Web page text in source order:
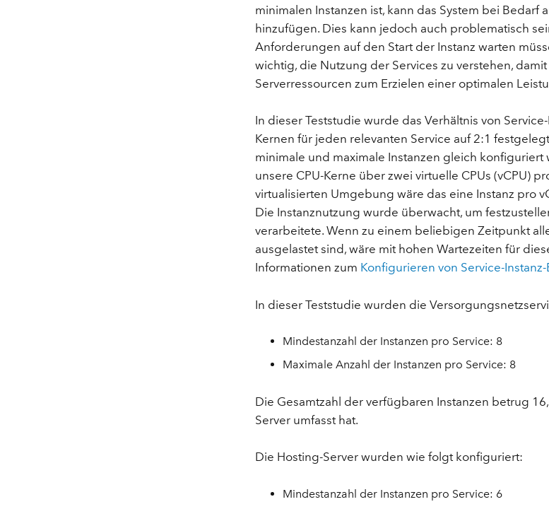
minimalen Instanzen ist, kann das System bei Bedarf
hinzufügen. Dies kann jedoch auch problematisch
Anforderungen auf den Start der Instanz warten
wichtig, die Nutzung der Services zu verstehen,
Serverressourcen zum Erzielen einer optimalen
In dieser Teststudie wurde das Verhältnis von
Kernen für jeden relevanten Service auf 2:1
minimale und maximale Instanzen gleich konfiguriert
unsere CPU-Kerne über zwei virtuelle CPUs (vCPU)
virtualisierten Umgebung wäre das eine Instanz pro
Die Instanznutzung wurde überwacht, um
verarbeitete. Wenn zu einem beliebigen Zeitpunkt
ausgelastet sind, wäre mit hohen Wartezeiten für
Informationen zum Konfigurieren von Service-
In dieser Teststudie wurden die
Mindestanzahl der Instanzen pro Service: 8
Maximale Anzahl der Instanzen pro Service: 8
Die Gesamtzahl der verfügbaren Instanzen betrug
Server umfasst hat.
Die Hosting-Server wurden wie folgt konfiguriert:
Mindestanzahl der Instanzen pro Service: 6